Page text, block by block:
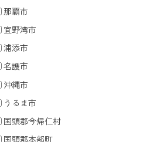
那覇市
宜野湾市
浦添市
名護市
沖縄市
うるま市
国頭郡今帰仁村
国頭郡本部町